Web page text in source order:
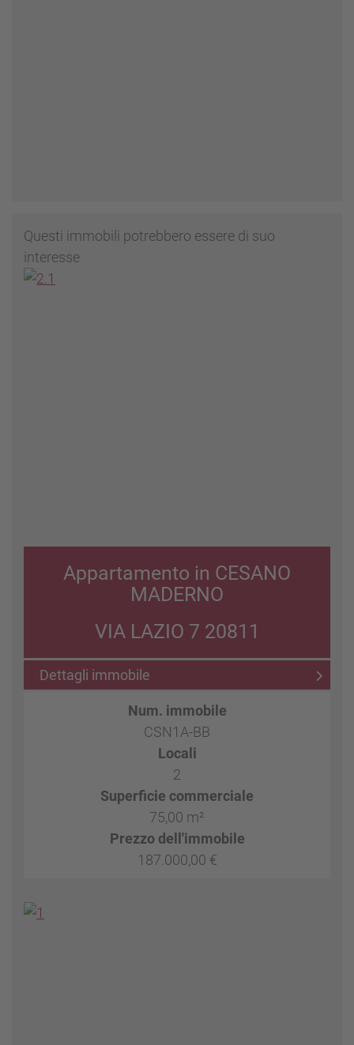
Questi immobili potrebbero essere di suo
interesse
Appartamento in CESANO
MADERNO
VIA LAZIO 7 20811
Dettagli immobile
Num. immobile
CSN1A-BB
Locali
2
Superficie commerciale
75,00 m²
Prezzo dell'immobile
187.000,00 €